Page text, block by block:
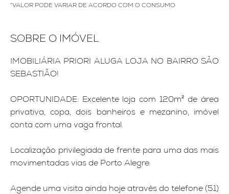
*VALOR PODE VARIAR DE ACORDO COM O CONSUMO
SOBRE O IMÓVEL
IMOBILIÁRIA PRIORI ALUGA LOJA NO BAIRRO SÃO
SEBASTIÃO!
OPORTUNIDADE: Excelente loja com 120m² de área
privativa, copa, dois banheiros e mezanino, imóvel
conta com uma vaga frontal.
Localização privilegiada de frente para uma das mais
movimentadas vias de Porto Alegre.
Agende uma visita ainda hoje através do telefone (51)